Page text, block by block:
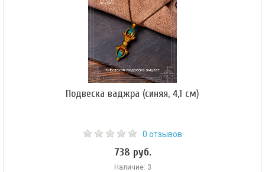
Подвеска ваджра (синяя, 4,1 см)
0 отзывов
738 руб.
Наличие: 3